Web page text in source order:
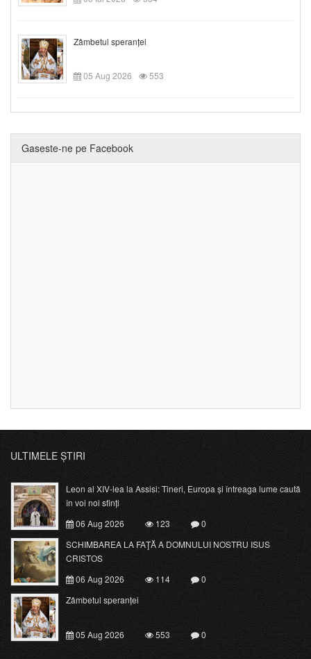
Zâmbetul speranței
05 Aug 2026 553
Gaseste-ne pe Facebook
ULTIMELE ȘTIRI
Leon al XIV-lea la Assisi: Tineri, Europa și întreaga lume caută
în voi noi sfinți
06 Aug 2026
123
0
SCHIMBAREA LA FAŢĂ A DOMNULUI NOSTRU ISUS
CRISTOS
06 Aug 2026
114
0
Zâmbetul speranței
05 Aug 2026 553 0